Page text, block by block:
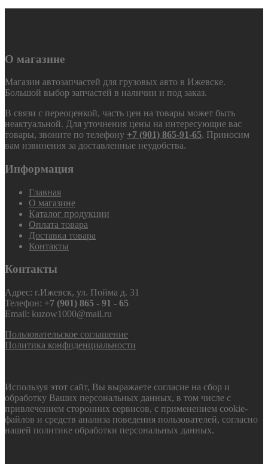
О магазине
Магазин автозапчастей для грузовых авто в Ижевске.
Большой выбор запчастей в наличии и под заказ.
В связи с переоценкой, часть цен на товары может быть
неактуальной. Для уточнения цены на интересующие вас
товары, звоните по телефону +7 (901) 865-91-65. Приносим
вам извинения за доставленные неудобства.
Информация
Главная
О магазине
Каталог продукции
Оплата товара
Доставка товара
Контакты
Контакты
Адрес: г.Ижевск, ул. Пойма д. 31
Телефон: +7 (901) 865 - 91 - 65
Email: kuzow1000@mail.ru
Пользовательское соглашение
Политика конфиденциальности
Используя этот сайт, Вы выражаете согласие на сбор и
обработку Ваших персональных данных, в том числе с
привлечением сторонних сервисов, с применением cookie-
файлов и средств анализа поведения пользователей, согласно
нашей политике обработки персональных данных.